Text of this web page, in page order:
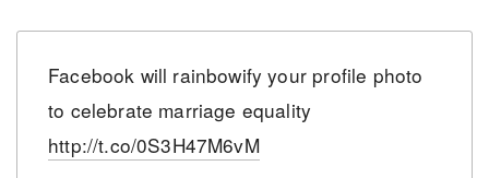
Facebook will rainbowify your profile photo
to celebrate marriage equality
http://t.co/0S3H47M6vM